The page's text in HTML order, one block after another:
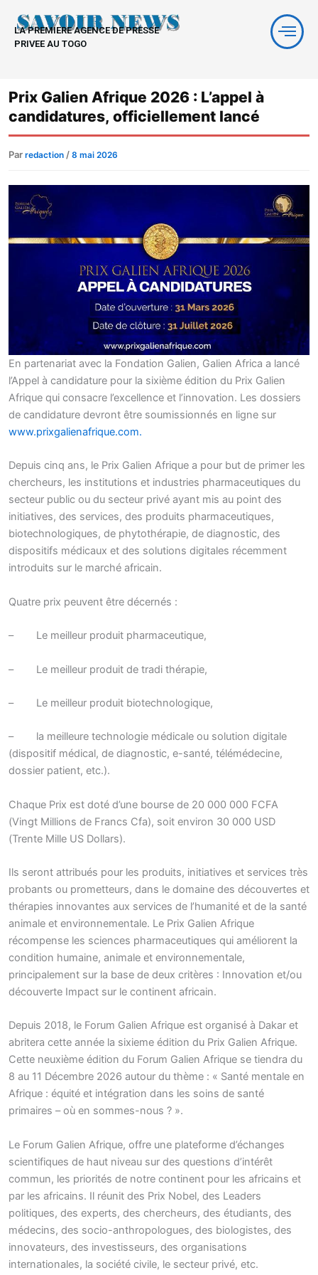
contenu
LA PREMIERE AGENCE DE PRESSE
PRIVEE AU TOGO
Prix Galien Afrique 2026 : L’appel à
candidatures, officiellement lancé
Par redaction / 8 mai 2026
En partenariat avec la Fondation Galien, Galien Africa a lancé
l’Appel à candidature pour la sixième édition du Prix Galien
Afrique qui consacre l’excellence et l’innovation. Les dossiers
de candidature devront être soumissionnés en ligne sur
www.prixgalienafrique.com.
Depuis cinq ans, le Prix Galien Afrique a pour but de primer les
chercheurs, les institutions et industries pharmaceutiques du
secteur public ou du secteur privé ayant mis au point des
initiatives, des services, des produits pharmaceutiques,
biotechnologiques, de phytothérapie, de diagnostic, des
dispositifs médicaux et des solutions digitales récemment
introduits sur le marché africain.
Quatre prix peuvent être décernés :
– Le meilleur produit pharmaceutique,
– Le meilleur produit de tradi thérapie,
– Le meilleur produit biotechnologique,
– la meilleure technologie médicale ou solution digitale
(dispositif médical, de diagnostic, e-santé, télémédecine,
dossier patient, etc.).
Chaque Prix est doté d’une bourse de 20 000 000 FCFA
(Vingt Millions de Francs Cfa), soit environ 30 000 USD
(Trente Mille US Dollars).
Ils seront attribués pour les produits, initiatives et services très
probants ou prometteurs, dans le domaine des découvertes et
thérapies innovantes aux services de l’humanité et de la santé
animale et environnementale. Le Prix Galien Afrique
récompense les sciences pharmaceutiques qui améliorent la
condition humaine, animale et environnementale,
principalement sur la base de deux critères : Innovation et/ou
découverte Impact sur le continent africain.
Depuis 2018, le Forum Galien Afrique est organisé à Dakar et
abritera cette année la sixieme édition du Prix Galien Afrique.
Cette neuxième édition du Forum Galien Afrique se tiendra du
8 au 11 Décembre 2026 autour du thème : « Santé mentale en
Afrique : équité et intégration dans les soins de santé
primaires – où en sommes-nous ? ».
Le Forum Galien Afrique, offre une plateforme d’échanges
scientifiques de haut niveau sur des questions d’intérêt
commun, les priorités de notre continent pour les africains et
par les africains. Il réunit des Prix Nobel, des Leaders
politiques, des experts, des chercheurs, des étudiants, des
médecins, des socio-anthropologues, des biologistes, des
innovateurs, des investisseurs, des organisations
internationales, la société civile, le secteur privé, etc.